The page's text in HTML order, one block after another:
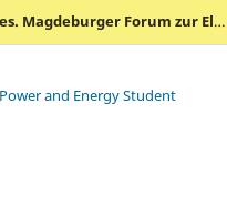
Res Electricae Magdeburgenses. Magdeburger Forum zur Elektrotechnik
and Energy Student